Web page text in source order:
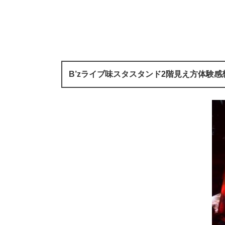
B’zライブ味スタスタンド2階見え方体験感